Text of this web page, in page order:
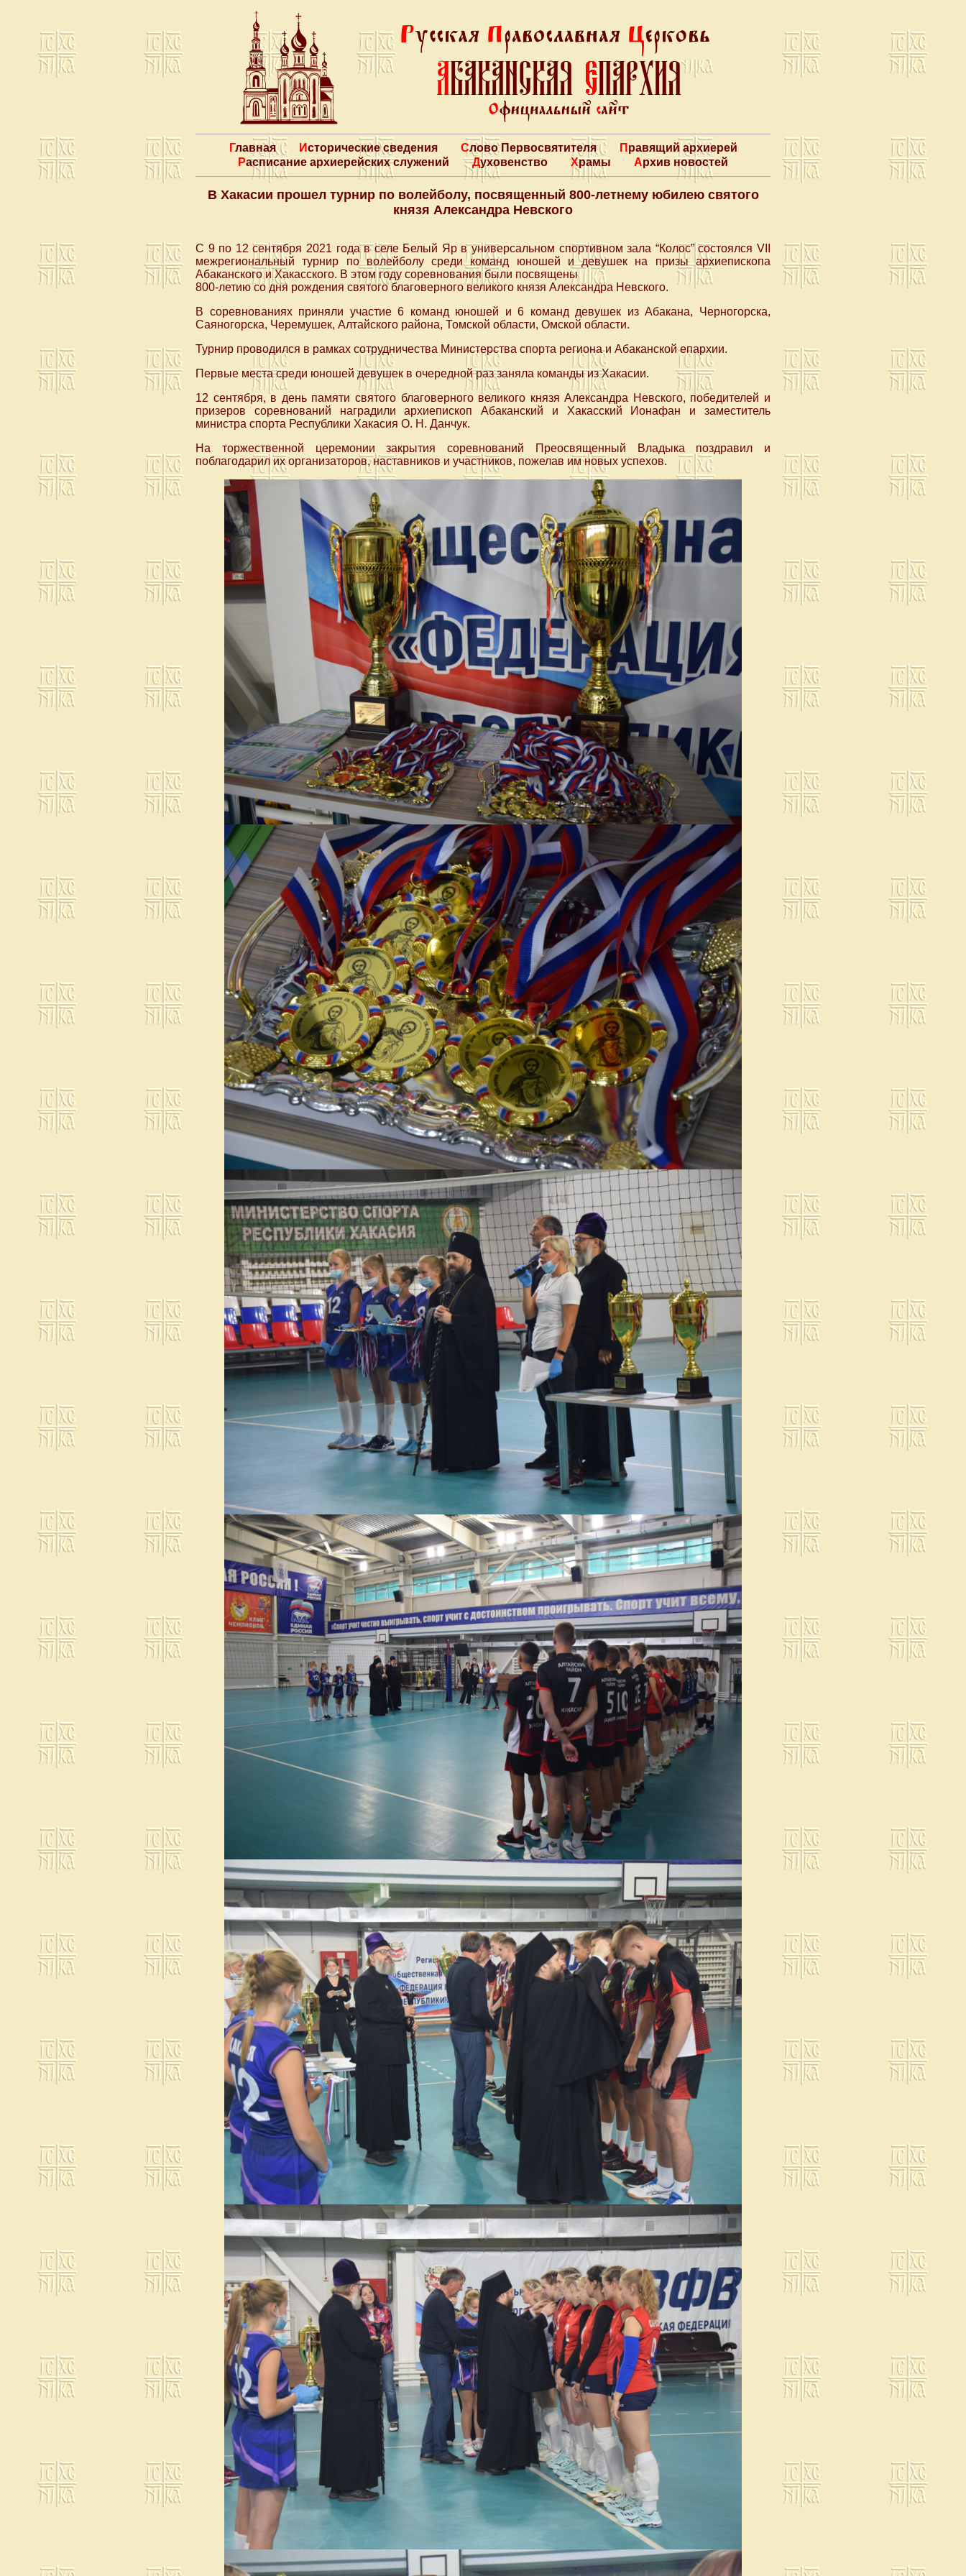
Главная Исторические сведения Слово Первосвятителя
Правящий архиерей
Расписание архиерейских служений
Духовенство Храмы Архив новостей
В Хакасии прошел турнир по волейболу, посвященный 800-летнему юбилею святого
князя Александра Невского
С 9 по 12 сентября 2021 года в селе Белый Яр в универсальном спортивном зала “Колос” состоялся VII
межрегиональный турнир по волейболу среди команд юношей и девушек на призы архиепископа
Абаканского и Хакасского. В этом году соревнования были посвящены
800-летию со дня рождения святого благоверного великого князя Александра Невского.
В соревнованиях приняли участие 6 команд юношей и 6 команд девушек из Абакана, Черногорска,
Саяногорска, Черемушек, Алтайского района, Томской области, Омской области.
Турнир проводился в рамках сотрудничества Министерства спорта региона и Абаканской епархии.
Первые места среди юношей девушек в очередной раз заняла команды из Хакасии.
12 сентября, в день памяти святого благоверного великого князя Александра Невского, победителей и
призеров соревнований наградили архиепископ Абаканский и Хакасский Ионафан и заместитель
министра спорта Республики Хакасия О. Н. Данчук.
На торжественной церемонии закрытия соревнований Преосвященный Владыка поздравил и
поблагодарил их организаторов, наставников и участников, пожелав им новых успехов.